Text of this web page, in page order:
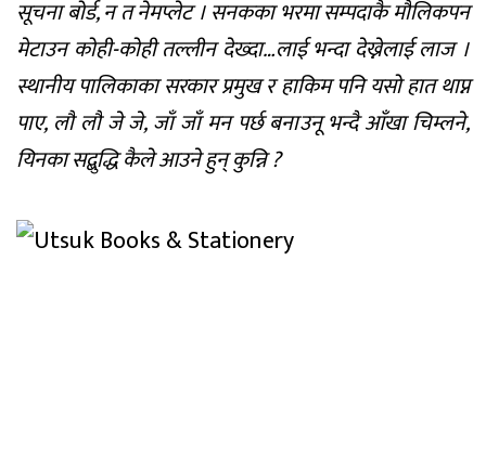
सूचना बोर्ड, न त नेमप्लेट । सनकका भरमा सम्पदाकै मौलिकपन
मेटाउन कोही-कोही तल्लीन देख्दा…लाई भन्दा देख्नेलाई लाज ।
स्थानीय पालिकाका सरकार प्रमुख र हाकिम पनि यसो हात थाप्न
पाए, लौ लौ जे जे, जाँ जाँ मन पर्छ बनाउनू भन्दै आँखा चिम्लने,
यिनका सद्बुद्धि कैले आउने हुन् कुन्नि ?